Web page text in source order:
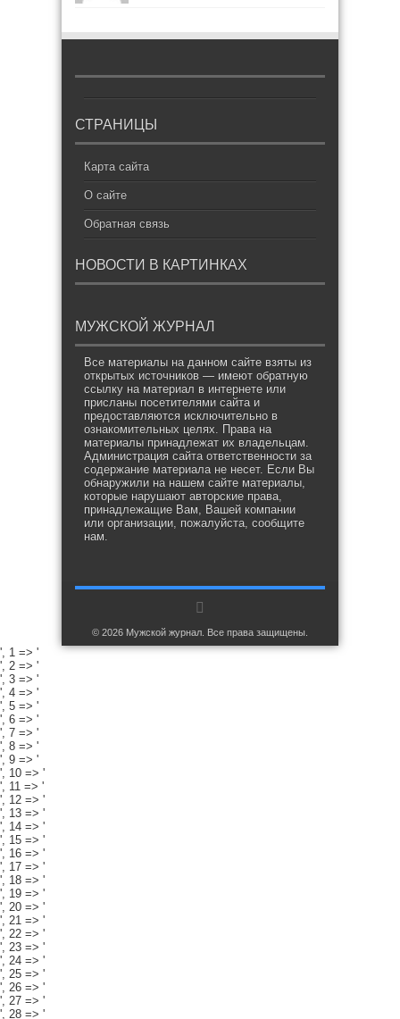
СТРАНИЦЫ
Карта сайта
О сайте
Обратная связь
НОВОСТИ В КАРТИНКАХ
МУЖСКОЙ ЖУРНАЛ
Все материалы на данном сайте взяты из
открытых источников — имеют обратную
ссылку на материал в интернете или
присланы посетителями сайта и
предоставляются исключительно в
ознакомительных целях. Права на
материалы принадлежат их владельцам.
Администрация сайта ответственности за
содержание материала не несет. Если Вы
обнаружили на нашем сайте материалы,
которые нарушают авторские права,
принадлежащие Вам, Вашей компании
или организации, пожалуйста, сообщите
нам.
© 2026 Мужской журнал. Все права защищены.
', 1 => '
', 2 => '
', 3 => '
', 4 => '
', 5 => '
', 6 => '
', 7 => '
', 8 => '
', 9 => '
', 10 => '
', 11 => '
', 12 => '
', 13 => '
', 14 => '
', 15 => '
', 16 => '
', 17 => '
', 18 => '
', 19 => '
', 20 => '
', 21 => '
', 22 => '
', 23 => '
', 24 => '
', 25 => '
', 26 => '
', 27 => '
', 28 => '